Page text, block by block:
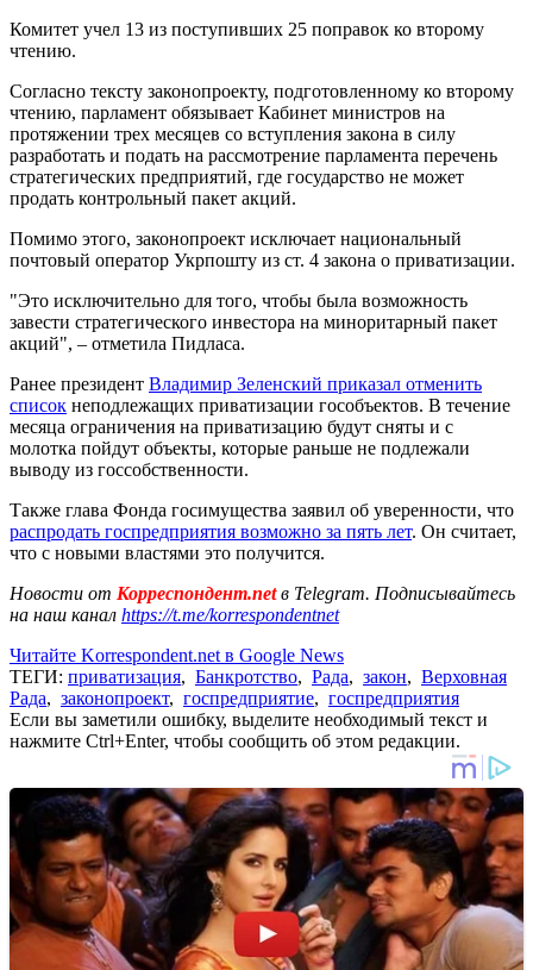
Комитет учел 13 из поступивших 25 поправок ко второму
чтению.
Согласно тексту законопроекту, подготовленному ко второму
чтению, парламент обязывает Кабинет министров на
протяжении трех месяцев со вступления закона в силу
разработать и подать на рассмотрение парламента перечень
стратегических предприятий, где государство не может
продать контрольный пакет акций.
Помимо этого, законопроект исключает национальный
почтовый оператор Укрпошту из ст. 4 закона о приватизации.
"Это исключительно для того, чтобы была возможность
завести стратегического инвестора на миноритарный пакет
акций", – отметила Пидласа.
Ранее президент Владимир Зеленский приказал отменить
список неподлежащих приватизации гособъектов. В течение
месяца ограничения на приватизацию будут сняты и с
молотка пойдут объекты, которые раньше не подлежали
выводу из госсобственности.
Также глава Фонда госимущества заявил об уверенности, что
распродать госпредприятия возможно за пять лет. Он считает,
что с новыми властями это получится.
Новости от Корреспондент.netв Telegram. Подписывайтесь
на наш канал https://t.me/korrespondentnet
Читайте Korrespondent.net в Google News
ТЕГИ: приватизация, Банкротство, Рада, закон, Верховная
Рада, законопроект, госпредприятие, госпредприятия
Если вы заметили ошибку, выделите необходимый текст и
нажмите Ctrl+Enter, чтобы сообщить об этом редакции.